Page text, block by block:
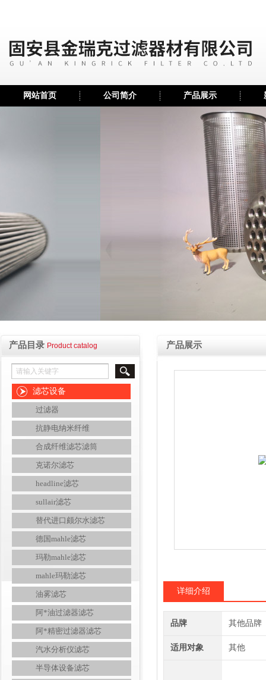
网站首页 公司简介 产品展示
产品目录 Product catalog
滤芯设备
过滤器
抗静电纳米纤维
合成纤维滤芯滤筒
克诺尔滤芯
headline滤芯
sullair滤芯
替代进口颇尔水滤芯
德国mahle滤芯
玛勒mahle滤芯
mahle玛勒滤芯
油雾滤芯
阿*油过滤器滤芯
阿*精密过滤器滤芯
汽水分析仪滤芯
半导体设备滤芯
产品展示
详细介绍
品牌 其他品牌
适用对象 其他